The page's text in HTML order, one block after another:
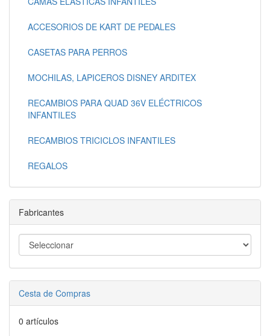
ACCESORIOS DE KART DE PEDALES
CASETAS PARA PERROS
MOCHILAS, LAPICEROS DISNEY ARDITEX
RECAMBIOS PARA QUAD 36V ELÉCTRICOS
INFANTILES
RECAMBIOS TRICICLOS INFANTILES
REGALOS
Fabricantes
Cesta de Compras
0 artículos